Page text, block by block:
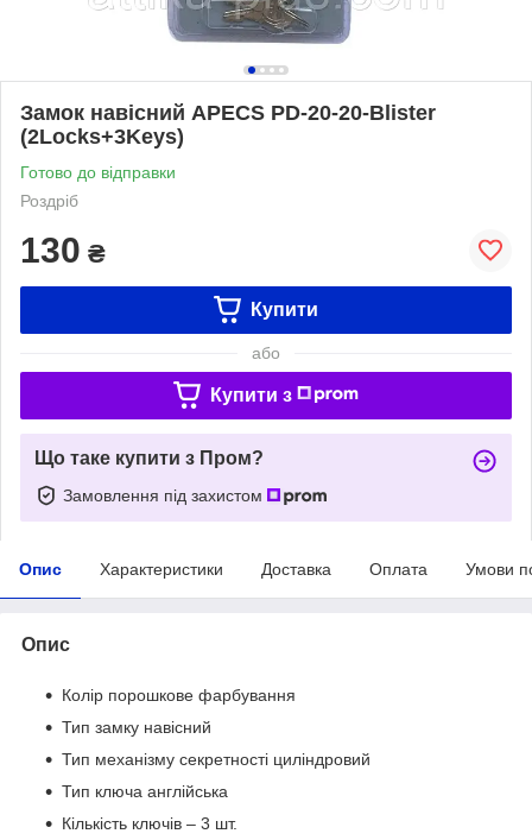
Замок навісний APECS PD-20-20-Blister
(2Locks+3Keys)
Готово до відправки
Роздріб
130 ₴
Купити
або
Купити з
Що таке купити з Пром?
Замовлення під захистом
Опис Характеристики Доставка Оплата Умови
Опис
Колір порошкове фарбування
Тип замку навісний
Тип механізму секретності циліндровий
Тип ключа англійська
Кількість ключів – 3 шт.